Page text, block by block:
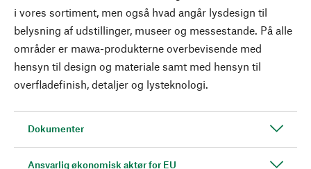
i vores sortiment, men også hvad angår lysdesign til
belysning af udstillinger, museer og messestande. På alle
områder er mawa-produkterne overbevisende med
hensyn til design og materiale samt med hensyn til
overfladefinish, detaljer og lysteknologi.
Dokumenter
Ansvarlig økonomisk aktør for EU